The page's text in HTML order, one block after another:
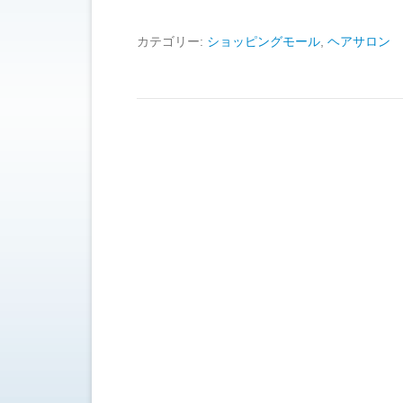
カテゴリー: ショッピングモール ヘアサロン